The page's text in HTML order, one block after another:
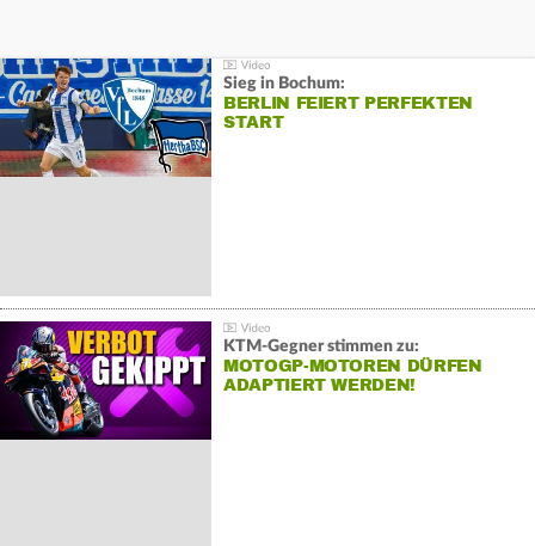
Sieg in Bochum:
BERLIN FEIERT PERFEKTEN
START
KTM-Gegner stimmen zu:
MOTOGP-MOTOREN DÜRFEN
ADAPTIERT WERDEN!